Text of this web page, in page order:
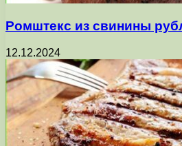
Ромштекс из свинины
12.12.2024